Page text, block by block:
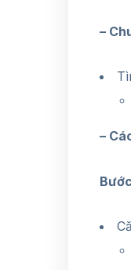
–
–